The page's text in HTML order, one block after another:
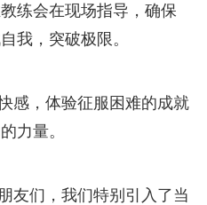
练会在现场指导，确保
我，突破极限。
感，体验征服困难的成就
力量。
友们，我们特别引入了当